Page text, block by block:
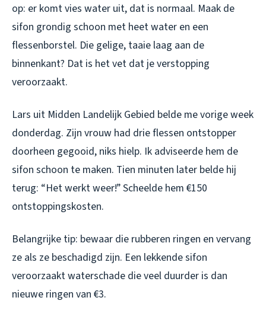
op: er komt vies water uit, dat is normaal. Maak de
sifon grondig schoon met heet water en een
flessenborstel. Die gelige, taaie laag aan de
binnenkant? Dat is het vet dat je verstopping
veroorzaakt.
Lars uit Midden Landelijk Gebied belde me vorige week
donderdag. Zijn vrouw had drie flessen ontstopper
doorheen gegooid, niks hielp. Ik adviseerde hem de
sifon schoon te maken. Tien minuten later belde hij
terug: “Het werkt weer!” Scheelde hem €150
ontstoppingskosten.
Belangrijke tip: bewaar die rubberen ringen en vervang
ze als ze beschadigd zijn. Een lekkende sifon
veroorzaakt waterschade die veel duurder is dan
nieuwe ringen van €3.